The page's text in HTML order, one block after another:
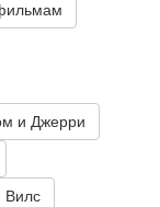
и Джерри
Вилс